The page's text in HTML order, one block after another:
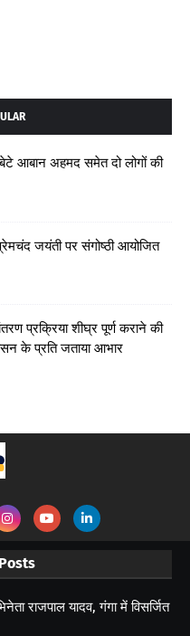
आबान अहमद समेत दो लोगों की
जयंती पर संगोष्ठी आयोजित
प्रक्रिया शीघ्र पूर्ण कराने की
के प्रति जताया आभार
राजपाल यादव, गंगा में विसर्जित